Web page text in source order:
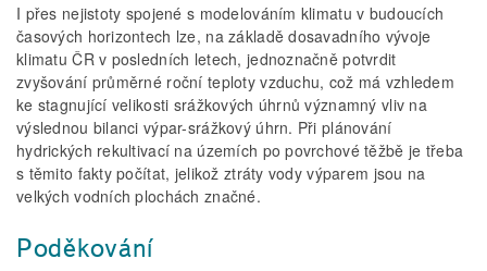
I přes nejistoty spojené s modelováním klimatu v budoucích
časových horizontech lze, na základě dosavadního vývoje
klimatu ČR v posledních letech, jednoznačně potvrdit
zvyšování průměrné roční teploty vzduchu, což má vzhledem
ke stagnující velikosti srážkových úhrnů významný vliv na
výslednou bilanci výpar-srážkový úhrn. Při plánování
hydrických rekultivací na územích po povrchové těžbě je třeba
s těmito fakty počítat, jelikož ztráty vody výparem jsou na
velkých vodních plochách značné.
Poděkování